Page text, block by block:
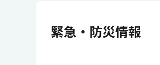
緊急・防災情報